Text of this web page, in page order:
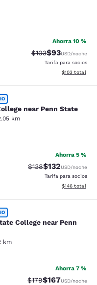
Bueno. 607 reseñas
Ahorra 10 %
Precio tachado:
$103Precio con
$93USD/noche
Tarifa para socios
Ver detalles
$103 total
near Penn
near Penn State
km
Excelente. 1824 reseñas
Ahorra 5 %
Precio tachado:
$138Precio con
$132USD/noche
Tarifa para socios
Ver detalles
$146 total
College near
College near Penn
km
Excepcional. 2412
Ahorra 7 %
Precio tachado:
$179Precio con
$167USD/noche